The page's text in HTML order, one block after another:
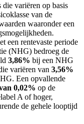
die variëren op basis
van de
waaronder een
een rentevaste periode
(NHG) bedroeg de
3,86% bij een NHG
variëren van 3,56%
Een opvallende
0,02% op de
A of hoger,
de gehele looptijd